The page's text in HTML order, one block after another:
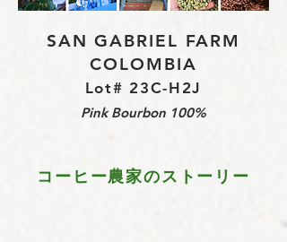
SAN GABRIEL FARM
COLOMBIA
Lot# 23C-H2J
Pink Bourbon 100%
コーヒー農家のストーリー